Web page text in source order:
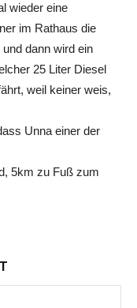
wieder eine
im Rathaus die
dann wird ein
25 Liter Diesel
weil keiner weis,
Unna einer der
5km zu Fuß zum